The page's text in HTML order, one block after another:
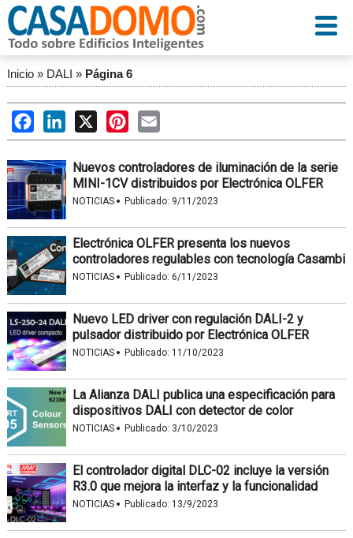
Inicio» DALI » Página 6
FacebookLinkedIn
X PinterestEmail
Nuevos controladores de iluminación de la serie
MINI-1CV distribuidos por Electrónica OLFER
NOTICIAS · Publicado: 9/11/2023
Electrónica OLFER presenta los nuevos
controladores regulables con tecnología Casambi
NOTICIAS · Publicado: 6/11/2023
Nuevo LED driver con regulación DALI-2 y
pulsador distribuido por Electrónica OLFER
NOTICIAS · Publicado: 11/10/2023
La Alianza DALI publica una especificación para
dispositivos DALI con detector de color
NOTICIAS · Publicado: 3/10/2023
El controlador digital DLC-02 incluye la versión
R3.0 que mejora la interfaz y la funcionalidad
NOTICIAS · Publicado: 13/9/2023